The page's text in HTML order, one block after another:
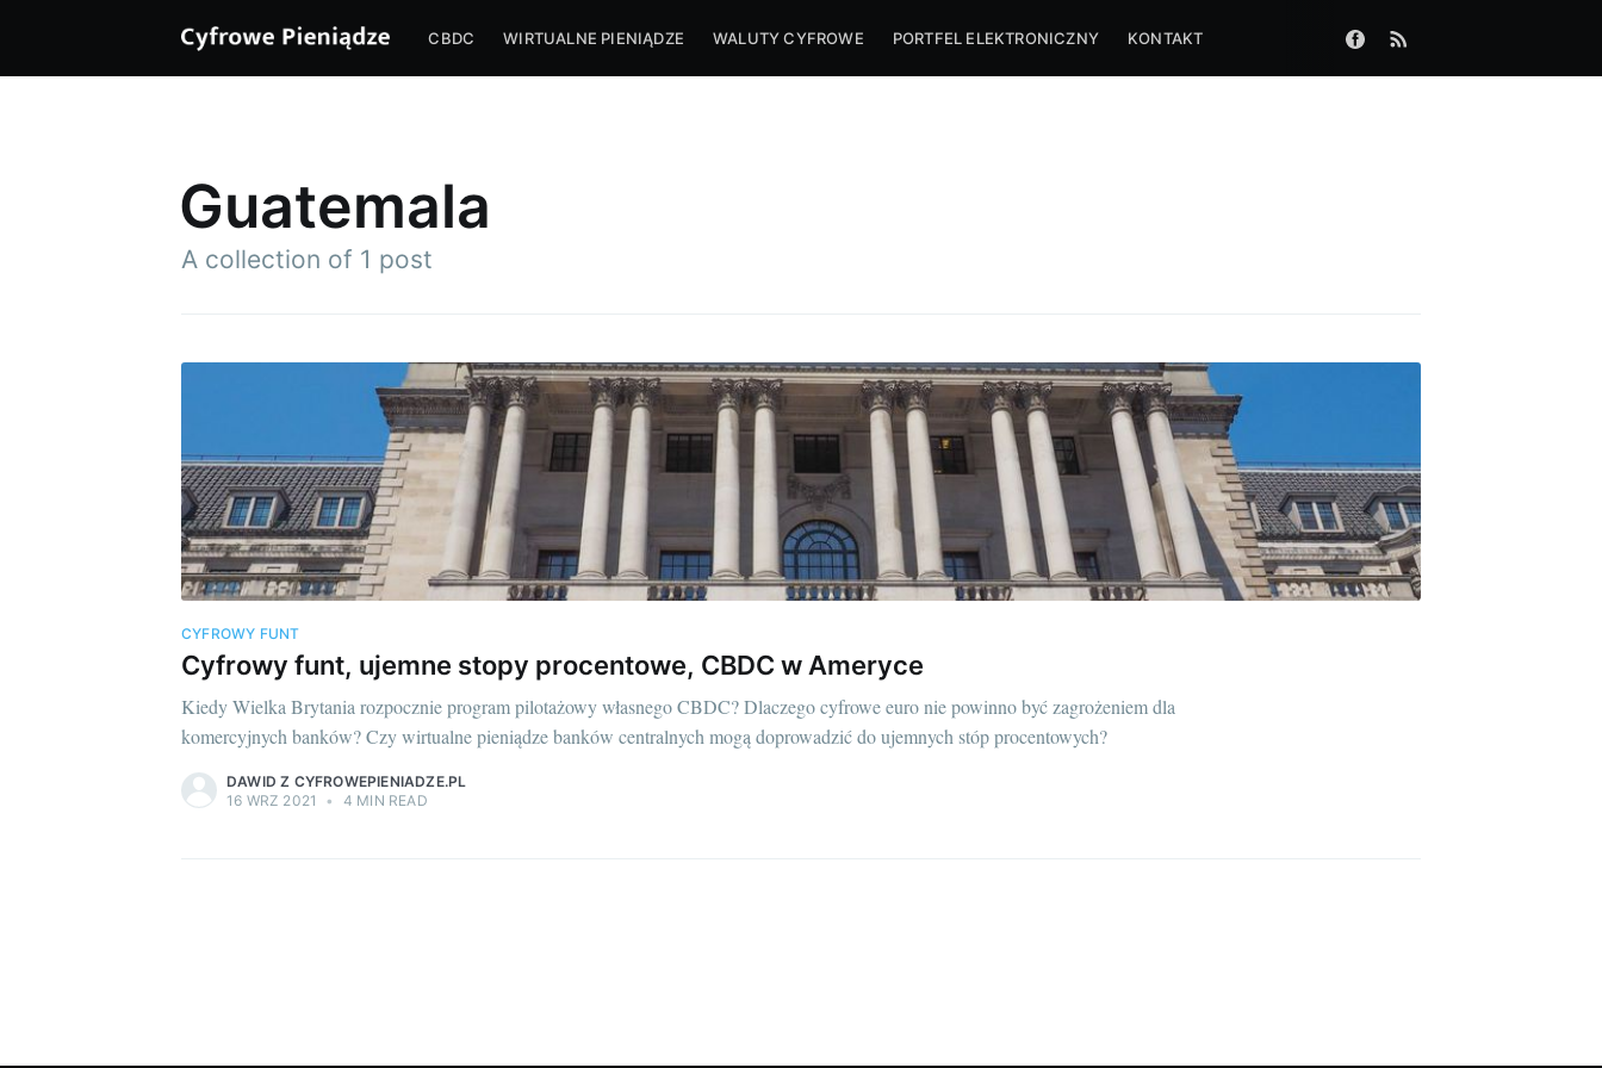
CBDC WIRTUALNE PIENIĄDZE WALUTY CYFROWE PORTFEL ELEKTRONICZNY KONTAKT
Guatemala
A collection of 1 post
CYFROWY FUNT
Cyfrowy funt, ujemne stopy procentowe, CBDC w Ameryce
Kiedy Wielka Brytania rozpocznie program pilotażowy własnego CBDC? Dlaczego cyfrowe euro nie powinno być zagrożeniem dla
komercyjnych banków? Czy wirtualne pieniądze banków centralnych mogą doprowadzić do ujemnych stóp procentowych?
DAWID Z CYFROWEPIENIADZE.PL
16 WRZ 2021
• 4 MIN READ